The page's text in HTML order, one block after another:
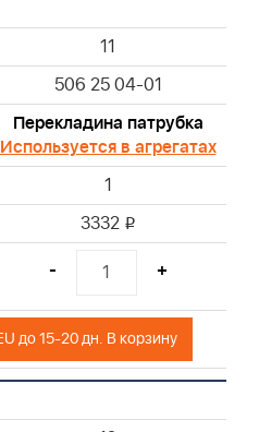
11
506 25 04-01
Перекладина патрубка
Используется в агрегатах
1
3332 i
- +
Поставка из РФ или EU до 15-20 дн. В корзину